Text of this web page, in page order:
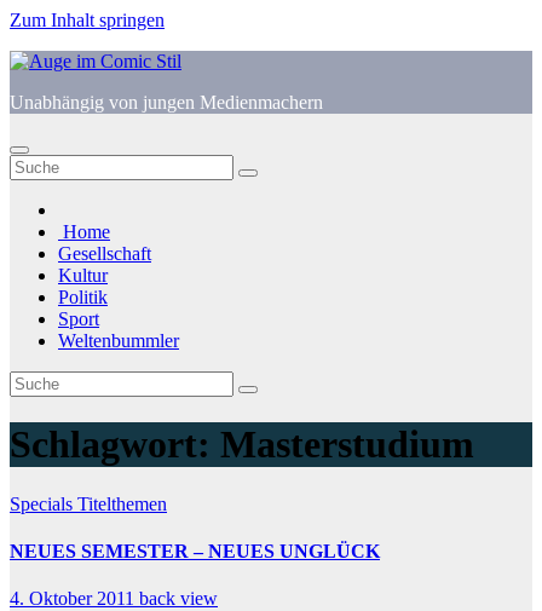
Zum Inhalt springen
Unabhängig von jungen Medienmachern
Home
Gesellschaft
Kultur
Politik
Sport
Weltenbummler
Schlagwort: Masterstudium
Specials Titelthemen
NEUES SEMESTER – NEUES UNGLÜCK
4. Oktober 2011 back view